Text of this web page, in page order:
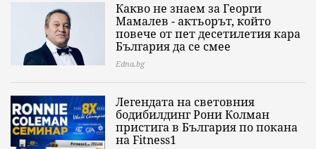
Какво не знаем за Георги
Мамалев - актьорът, който
повече от пет десетилетия кара
България да се смее
Edna.bg
Легендата на световния
бодибилдинг Рони Колман
пристига в България по покана
на Fitness1